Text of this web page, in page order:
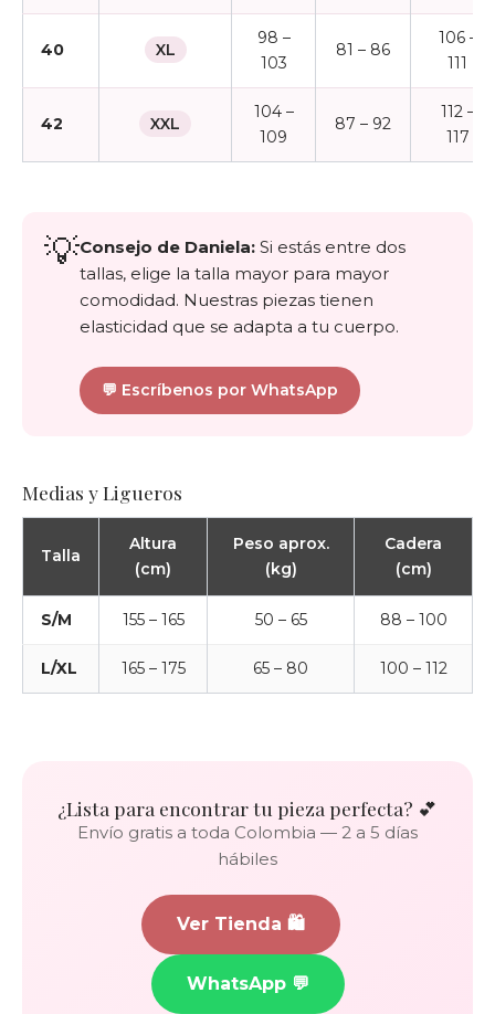
40 XL
98 –
103
81 – 86
106 –
111
42 XXL
104 –
109
87 – 92
112 –
117
💡Consejo de Daniela: Si estás entre dos
tallas, elige la talla mayor para mayor
comodidad. Nuestras piezas tienen
elasticidad que se adapta a tu cuerpo.
💬 Escríbenos por WhatsApp
Medias y Ligueros
Talla
Altura
(cm)
Peso aprox.
(kg)
Cadera
(cm)
S/M 155 – 165 50 – 65 88 – 100
L/XL 165 – 175 65 – 80 100 – 112
¿Lista para encontrar tu pieza perfecta? 💕
Envío gratis a toda Colombia — 2 a 5 días
hábiles
Ver Tienda 🛍️
WhatsApp 💬